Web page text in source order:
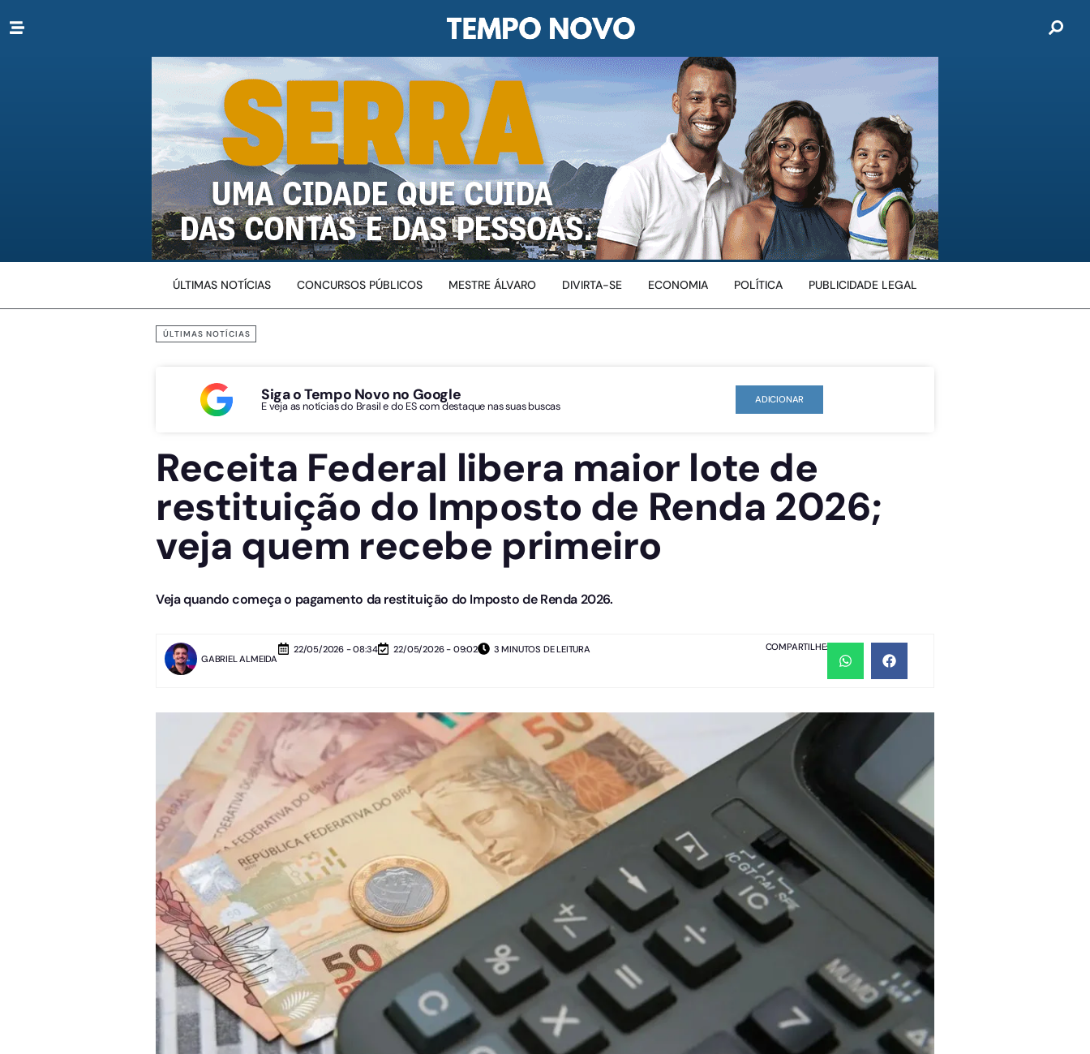
ÚLTIMAS NOTÍCIAS CONCURSOS PÚBLICOS MESTRE ÁLVARO DIVIRTA-SE ECONOMIA POLÍTICA PUBLICIDADE LEGAL
ÚLTIMAS NOTÍCIAS
Siga o Tempo Novo no Google
E veja as notícias do Brasil e do ES com destaque nas suas buscas ADICIONAR
Receita Federal libera maior lote de
restituição do Imposto de Renda 2026;
veja quem recebe primeiro
Veja quando começa o pagamento da restituição do Imposto de Renda 2026.
GABRIEL ALMEIDA
22/05/2026 - 08:34 22/05/2026 - 09:02 3 MINUTOS DE LEITURA COMPARTILHE: